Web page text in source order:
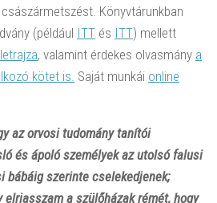
Könyvtárunkban
(például ITT és ITT) mellett
, valamint érdekes olvasmány a
kötet is. Saját munkái online
az orvosi tudomány tanítói
és ápoló személyek az utolsó falusi
bábáig szerinte cselekedjenek;
a szülőházak rémét, hogy